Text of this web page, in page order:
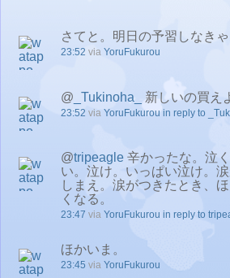
さてと。明日の予習しなきゃ
23:52 via YoruFukurou
@ _Tukinoha_ 新しいの買え
23:52 via YoruFukurou in reply to
@tripeagle 辛かったな。泣
い。泣け。いっぱい泣け。
しまえ。涙がつきたとき、
くなる。
23:47 via YoruFukurou in reply to
ほかいま。
23:45 via YoruFukurou